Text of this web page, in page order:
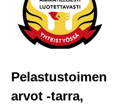
Pelastustoimen
arvot -tarra,